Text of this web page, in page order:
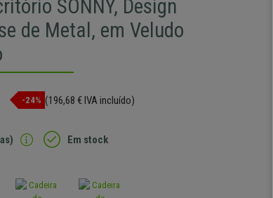
SONNY, Design
de Metal, em Veludo
-24% (196,68 € IVA incluído)
Em stock